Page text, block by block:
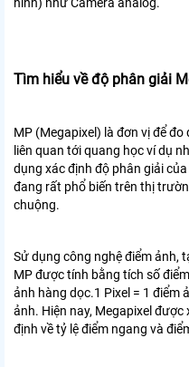
Tìm hiểu về độ phân giải
MP (Megapixel) là đơn vị để
liên quan tới quang học ví dụ
dụng xác định độ phân giải
đang rất phổ biến trên thị
chuộng.
Sử dụng công nghệ điểm ảnh,
MP được tính bằng tích số
ảnh hàng dọc.1 Pixel = 1 điểm
ảnh. Hiện nay, Megapixel
định về tỷ lệ điểm ngang và